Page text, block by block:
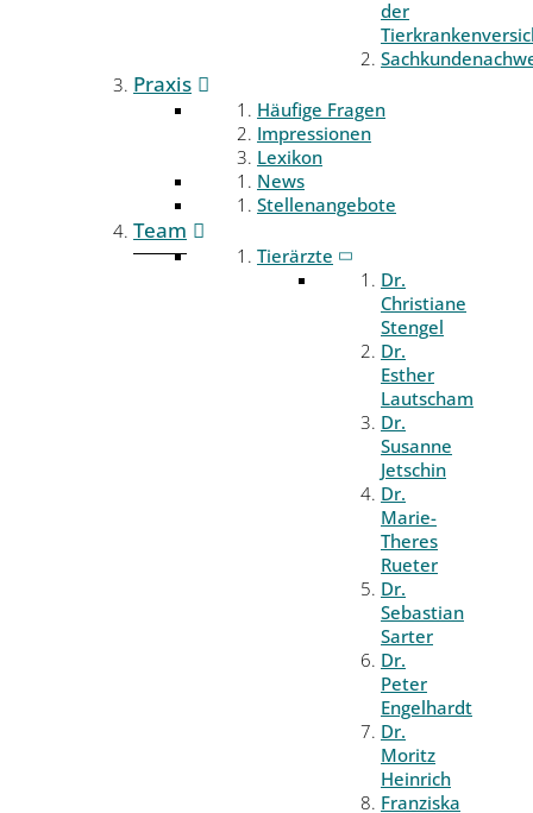
der
Praxis
Häufige Fragen
Impressionen
Lexikon
News
Stellenangebote
Team
Tierärzte
Dr.
Christiane
Stengel
Dr.
Esther
Lautscham
Dr.
Susanne
Jetschin
Dr.
Marie-
Theres
Rueter
Dr.
Sebastian
Sarter
Dr.
Peter
Engelhardt
Dr.
Moritz
Heinrich
Franziska